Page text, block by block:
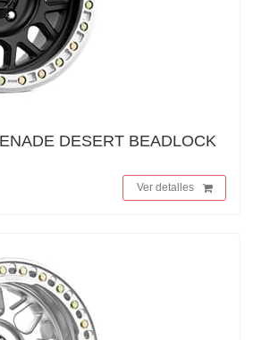
DESERT BEADLOCK
Ver detalles